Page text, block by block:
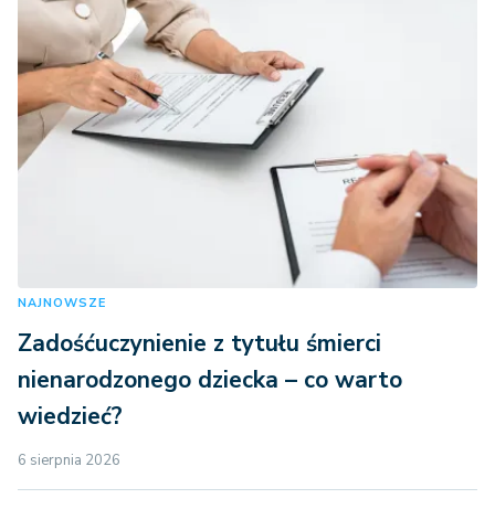
NAJNOWSZE
Zadośćuczynienie z tytułu śmierci
nienarodzonego dziecka – co warto
wiedzieć?
6 sierpnia 2026